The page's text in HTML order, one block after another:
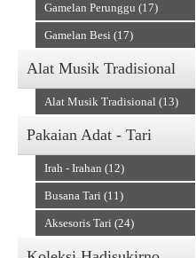
Gamelan Perunggu (17)
Gamelan Besi (17)
Alat Musik Tradisional
Alat Musik Tradisional (13)
Pakaian Adat - Tari
Irah - Irahan (12)
Busana Tari (11)
Aksesoris Tari (24)